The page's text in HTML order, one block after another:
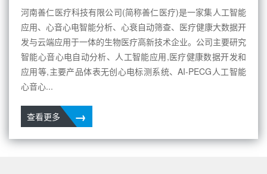
河南善仁医疗科技有限公司(简称善仁医疗)是一家集人工智能
应用、心音心电智能分析、心衰自动筛查、医疗健康大数据开
发与云端应用于一体的生物医疗高新技术企业。公司主要研究
智能心音心电自动分析、人工智能应用,医疗健康数据开发和
应用等,主要产品体表无创心电标测系统、AI-PECG人工智能
心音心...
→
查看更多